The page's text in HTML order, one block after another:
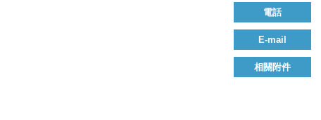
電話
E-mail
相關附件